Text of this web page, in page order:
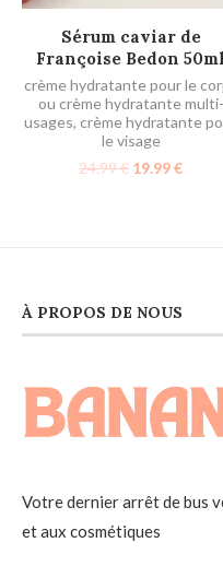
LIRE LA SUITE
Sérum caviar de
Françoise Bedon 50ml
crème hydratante pour le
ou crème hydratante multi-
usages, crème hydratante
le visage
24.99€ 19.99€
À PROPOS DE NOUS
Votre dernier arrêt de bus
et aux cosmétiques